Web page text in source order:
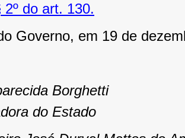
2º do art. 130.
Governo, em 19 de
Borghetti
do Estado